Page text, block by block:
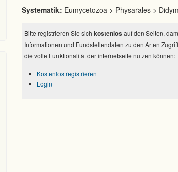
Systematik: Eumycetozoa > Physarales >
Bitte registrieren Sie sich kostenlos auf den Seiten,
Informationen und Fundstellendaten zu den Arten
die volle Funktionalität der internetseite nutzen können:
Kostenlos registrieren
Login